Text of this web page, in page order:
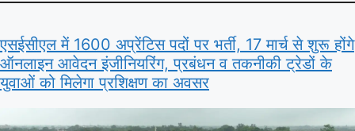
एसईसीएल में 1600 अप्रेंटिस पदों पर भर्ती, 17 मार्च से शुरू होंगे
ऑनलाइन आवेदन इंजीनियरिंग, प्रबंधन व तकनीकी ट्रेडों के
युवाओं को मिलेगा प्रशिक्षण का अवसर